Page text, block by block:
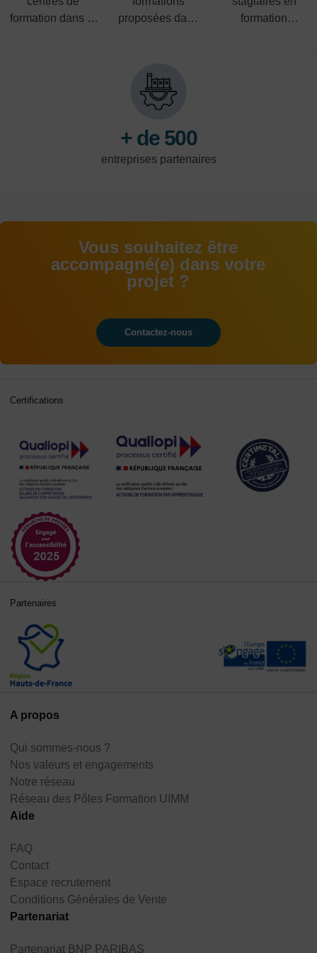
formation dans le
proposées dans
logistique
formation
+ de 500
entreprises partenaires
Vous souhaitez être
accompagné(e) dans votre
projet ?
Contactez-nous
A propos
Qui sommes-nous ?
Nos valeurs et engagements
Notre réseau
Réseau des Pôles Formation UIMM
Aide
FAQ
Contact
Espace recrutement
Conditions Générales de Vente
Partenariat
Partenariat BNP PARIBAS
Certifications
Partenaires